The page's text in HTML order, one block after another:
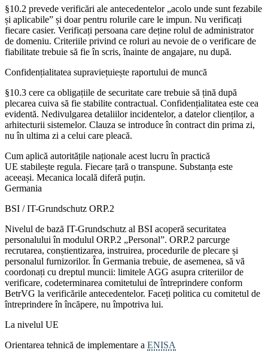
§10.2 prevede verificări ale antecedentelor „acolo unde sunt fezabile
și aplicabile” și doar pentru rolurile care le impun. Nu verificați
fiecare casier. Verificați persoana care deține rolul de administrator
de domeniu. Criteriile privind ce roluri au nevoie de o verificare de
fiabilitate trebuie să fie în scris, înainte de angajare, nu după.
Confidențialitatea supraviețuiește raportului de muncă
§10.3 cere ca obligațiile de securitate care trebuie să țină după
plecarea cuiva să fie stabilite contractual. Confidențialitatea este cea
evidentă. Nedivulgarea detaliilor incidentelor, a datelor clienților, a
arhitecturii sistemelor. Clauza se introduce în contract din prima zi,
nu în ultima zi a celui care pleacă.
Cum aplică autoritățile naționale acest lucru în practică
UE stabilește regula. Fiecare țară o transpune. Substanța este
aceeași. Mecanica locală diferă puțin.
Germania
BSI / IT-Grundschutz ORP.2
Nivelul de bază IT-Grundschutz al BSI acoperă securitatea
personalului în modulul ORP.2 „Personal”. ORP.2 parcurge
recrutarea, conștientizarea, instruirea, procedurile de plecare și
personalul furnizorilor. În Germania trebuie, de asemenea, să vă
coordonați cu dreptul muncii: limitele AGG asupra criteriilor de
verificare, codeterminarea comitetului de întreprindere conform
BetrVG la verificările antecedentelor. Faceți politica cu comitetul de
întreprindere în încăpere, nu împotriva lui.
La nivelul UE
Orientarea tehnică de implementare a ENISA